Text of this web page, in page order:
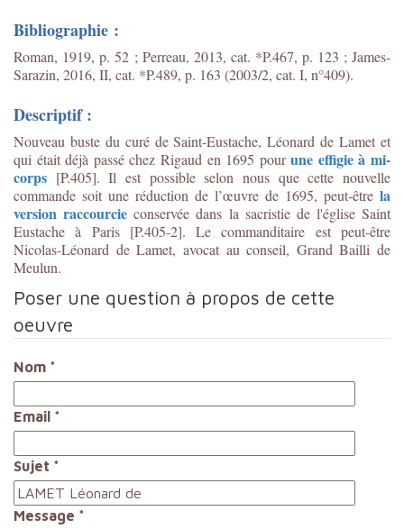
Bibliographie :
Roman, 1919, p. 52 ; Perreau, 2013, cat. *P.467, p. 123 ; James-
Sarazin, 2016, II, cat. *P.489, p. 163 (2003/2, cat. I, n°409).
Descriptif :
Nouveau buste du curé de Saint-Eustache, Léonard de Lamet et
qui était déjà passé chez Rigaud en 1695 pourune effigie à mi-
corps [P.405]. Il est possible selon nous que cette nouvelle
commande soit une réduction de l’œuvre de 1695, peut-être la
version raccourcie conservée dans la sacristie de l'église Saint
Eustache à Paris [P.405-2]. Le commanditaire est peut-être
Nicolas-Léonard de Lamet, avocat au conseil, Grand Bailli de
Meulun.
Poser une question à propos de cette
oeuvre
Nom *
Email *
Sujet *
Message *